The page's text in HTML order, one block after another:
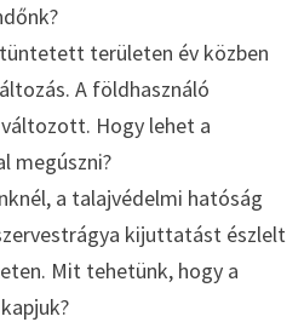
területen év közben
A földhasználó
Hogy lehet a
megúszni?
a talajvédelmi hatóság
kijuttatást észlelt
Mit tehetünk, hogy a